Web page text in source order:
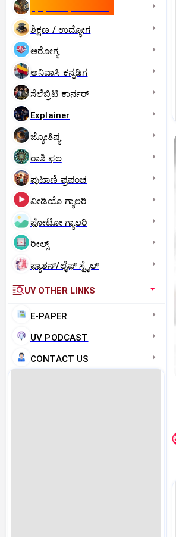
ಶಿಕ್ಷಣ / ಉದ್ಯೋಗ
ಆರೋಗ್ಯ
ಅನಿವಾಸಿ ಕನ್ನಡಿಗ
ಸೆಲೆಬ್ರಿಟಿ ಕಾರ್ನರ್‌
Explainer
ಜ್ಯೋತಿಷ್ಯ
ರಾಶಿ ಫಲ
ಪುಟಾಣಿ ಪ್ರಪಂಚ
ವೀಡಿಯೊ ಗ್ಯಾಲರಿ
ಫೋಟೋ ಗ್ಯಾಲರಿ
ರೀಲ್ಸ್
ಫ್ಯಾಶನ್/ಲೈಫ್‌ ಸ್ಟೈಲ್
UV OTHER LINKS
E-PAPER
UV PODCAST
CONTACT US